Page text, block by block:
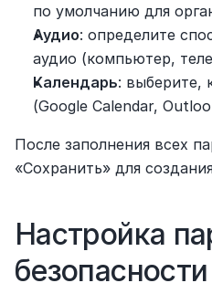
по умолчанию для
Аудио: определите
аудио (компьютер,
Календарь: выберите,
(Google Calendar,
После заполнения всех
«Сохранить» для
Настройка